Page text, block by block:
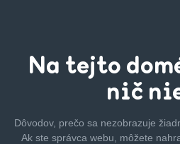
Na tejto
nič
Dôvodov, prečo sa nezobrazuje
Ak ste správca webu, môžete